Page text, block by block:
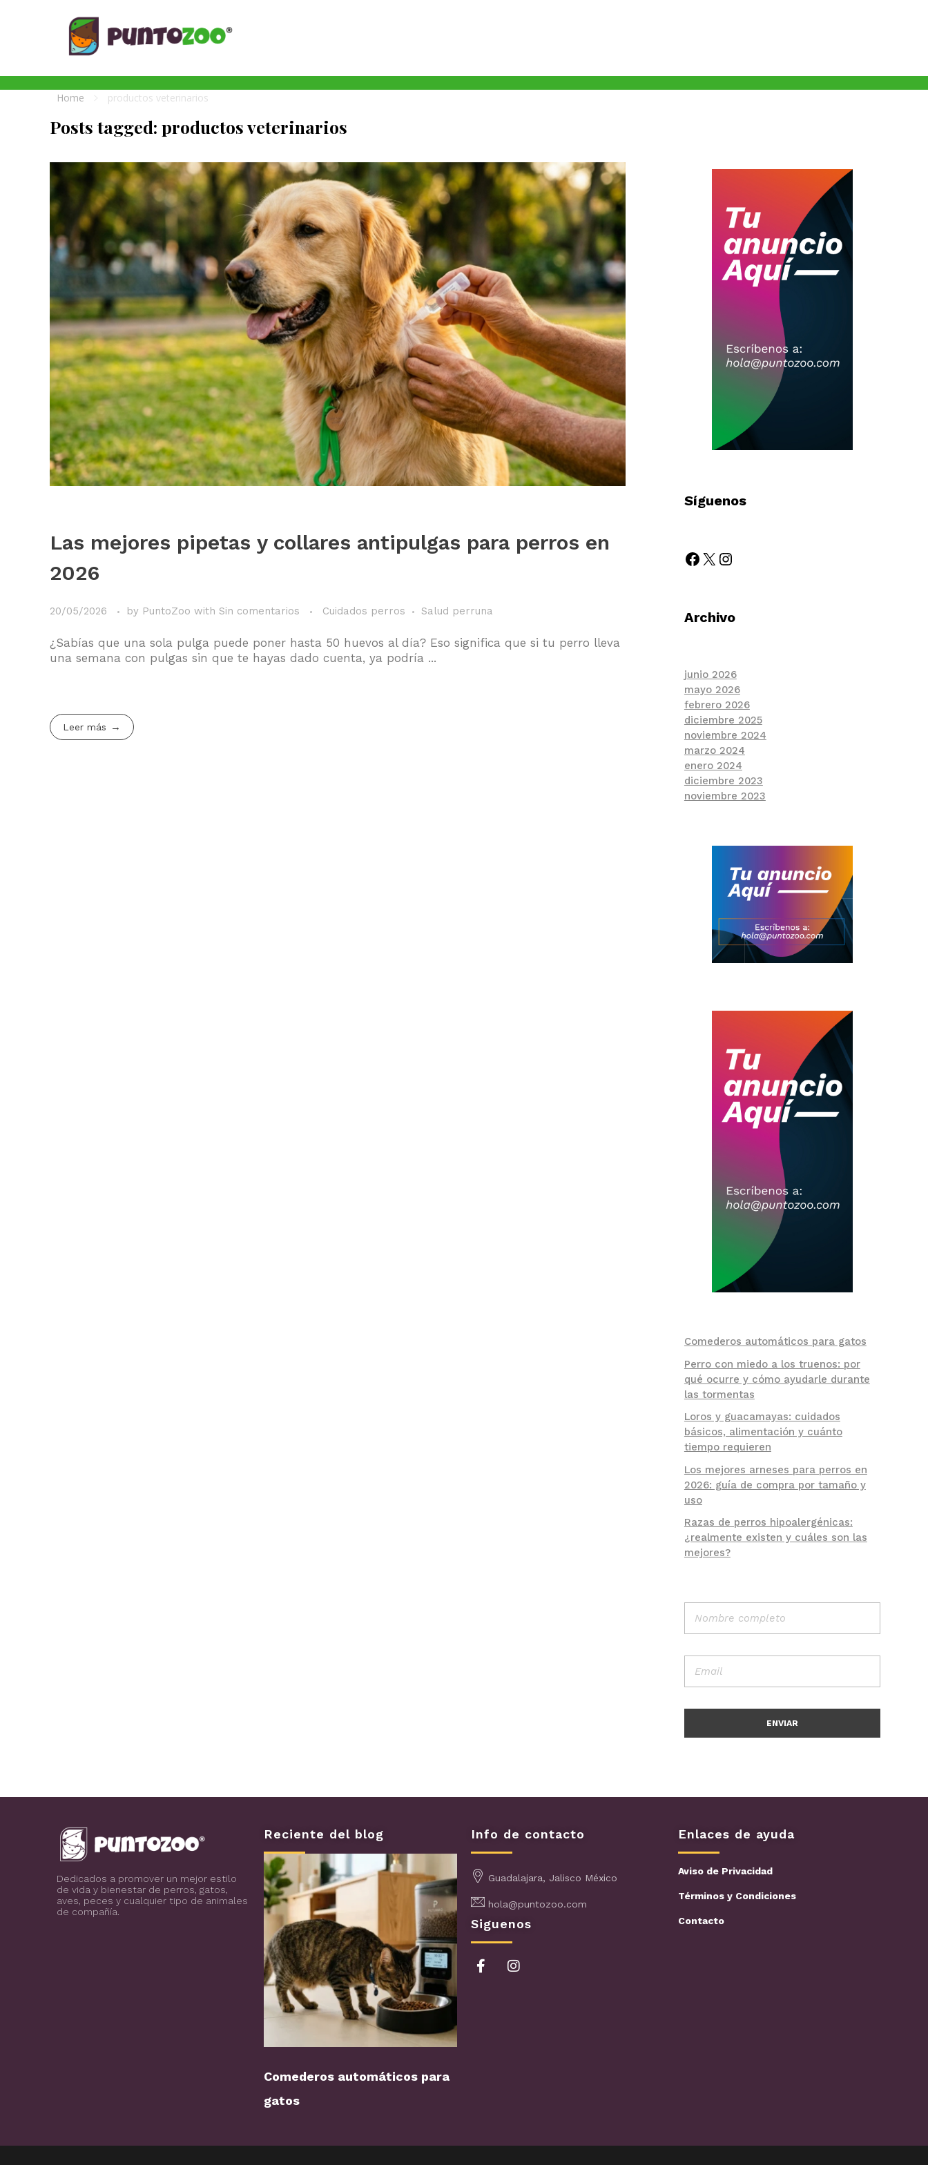
Home productos veterinarios
Posts tagged: productos veterinarios
Las mejores pipetas y collares antipulgas para perros en
2026
20/05/2026 by PuntoZoo with Sin comentarios Cuidados perros Salud perruna
¿Sabías que una sola pulga puede poner hasta 50 huevos al día? Eso significa que si tu perro lleva
una semana con pulgas sin que te hayas dado cuenta, ya podría ...
Leer más
Síguenos
Archivo
junio 2026
mayo 2026
febrero 2026
diciembre 2025
noviembre 2024
marzo 2024
enero 2024
diciembre 2023
noviembre 2023
Comederos automáticos para gatos
Perro con miedo a los truenos: por
qué ocurre y cómo ayudarle durante
las tormentas
Loros y guacamayas: cuidados
básicos, alimentación y cuánto
tiempo requieren
Los mejores arneses para perros en
2026: guía de compra por tamaño y
uso
Razas de perros hipoalergénicas:
¿realmente existen y cuáles son las
mejores?
PuntoZoo
Dedicados a promover un mejor estilo
de vida y bienestar de perros, gatos,
aves, peces y cualquier tipo de animales
de compañía.
Reciente del blog
Comederos automáticos para
gatos
Info de contacto
Guadalajara, Jalisco México
hola@puntozoo.com
Siguenos
Enlaces de ayuda
Aviso de Privacidad
Términos y Condiciones
Contacto